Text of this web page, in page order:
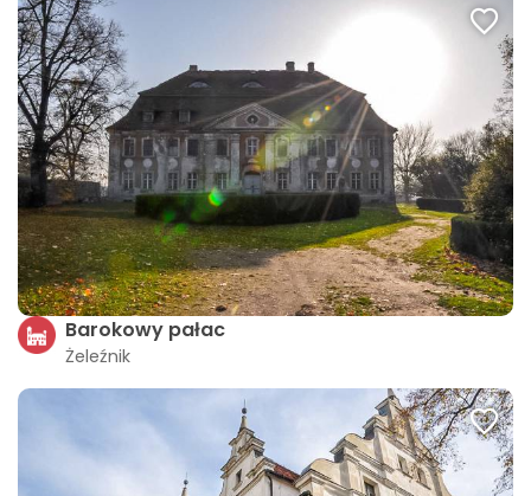
Barokowy pałac
Żeleźnik